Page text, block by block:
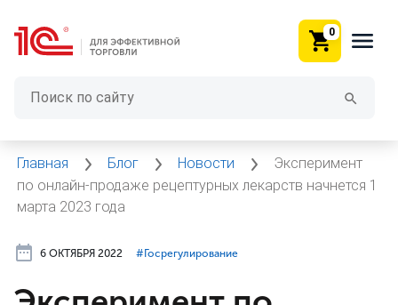
0
Главная Блог Новости
Эксперимент
по онлайн-продаже рецептурных лекарств начнется 1
марта 2023 года
6 ОКТЯБРЯ 2022 #⁣Госрегулирование